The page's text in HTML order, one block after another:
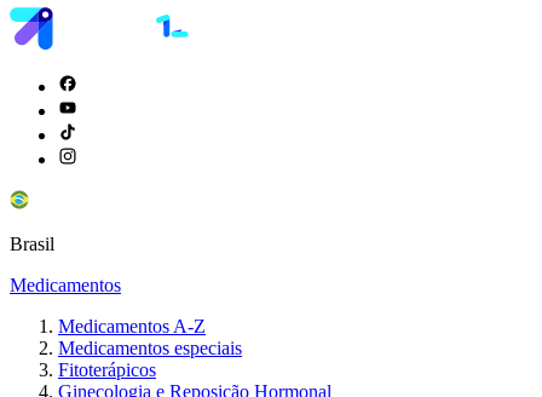
Brasil
Medicamentos
Medicamentos A-Z
Medicamentos especiais
Fitoterápicos
Ginecologia e Reposição Hormonal